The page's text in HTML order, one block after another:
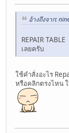
อ้างถึงจาก:
REPAIR
เลยครับ
ใช้คำสั่งอะไร
หรือคลิกตรงไหน